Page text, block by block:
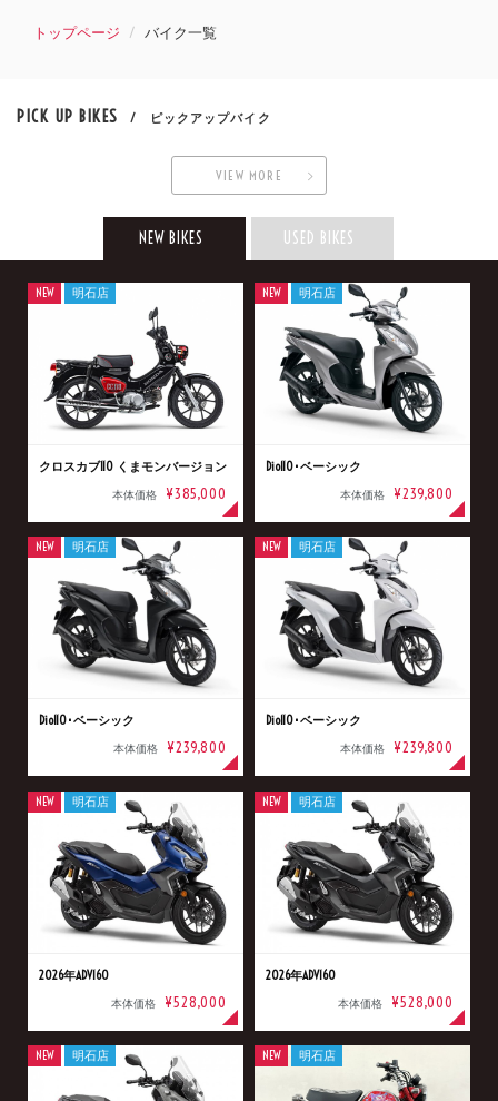
トップページ バイク一覧
PICK UP BIKES / ピックアップバイク
VIEW MORE
NEW BIKES USED BIKES
クロスカブ110 くまモンバージョン
本体価格 ¥385,000
NEW 明石店
Dio110･ベーシック
本体価格 ¥239,800
NEW 明石店
Dio110･ベーシック
本体価格 ¥239,800
NEW 明石店
Dio110･ベーシック
本体価格 ¥239,800
NEW 明石店
2026年ADV160
本体価格 ¥528,000
NEW 明石店
2026年ADV160
本体価格 ¥528,000
NEW 明石店
NEW 明石店 NEW 明石店